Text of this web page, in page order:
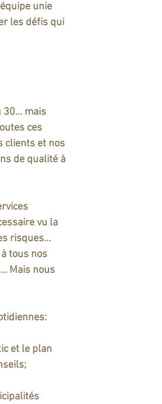
unie
les défis qui
mais
ces
clients et nos
de qualité à
vu la
risques...
tous nos
Mais nous
et le plan